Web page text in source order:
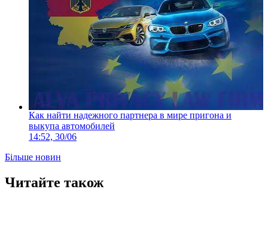
Как найти надежного партнера в мире пригона и
выкупа автомобилей
14:52, 30/06
Більше новин
Читайте також